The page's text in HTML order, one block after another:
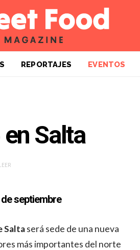
REPORTAJES EVENTOS
Salta
septiembre
Saltaserá sede de una nueva
más importantes del norte